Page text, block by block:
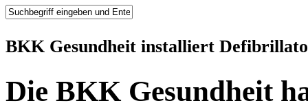
BKK Gesundheit installiert
Die BKK Gesundheit